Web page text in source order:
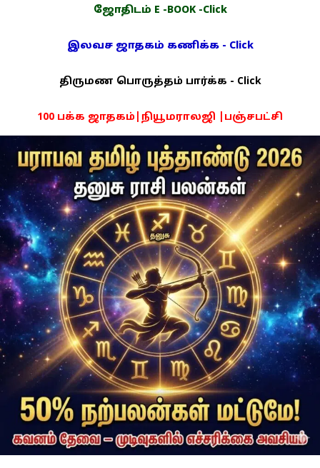
ஜோதிடம் E -BOOK -Click
இலவச ஜாதகம் கணிக்க - Click
திருமண பொருத்தம் பார்க்க - Click
100 பக்க ஜாதகம்|நியூமராலஜி |பஞ்சபட்சி
PDF -72மட்டும் -Click